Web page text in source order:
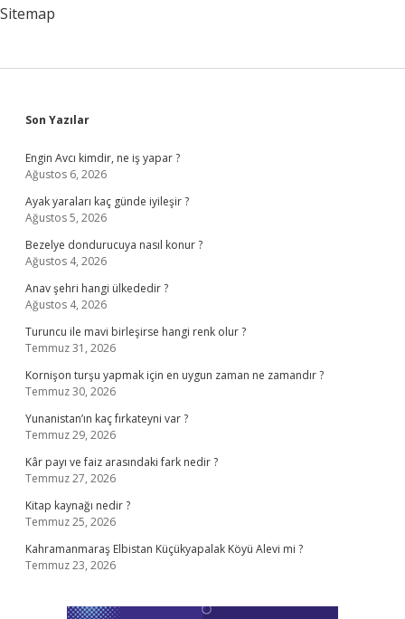
Sitemap
Sidebar
Son Yazılar
Engin Avcı kimdir, ne iş yapar ?
Ağustos 6, 2026
Ayak yaraları kaç günde iyileşir ?
Ağustos 5, 2026
Bezelye dondurucuya nasıl konur ?
Ağustos 4, 2026
Anav şehri hangi ülkededir ?
Ağustos 4, 2026
Turuncu ile mavi birleşirse hangi renk olur ?
Temmuz 31, 2026
Kornişon turşu yapmak için en uygun zaman ne zamandır ?
Temmuz 30, 2026
Yunanistan’ın kaç fırkateyni var ?
Temmuz 29, 2026
Kâr payı ve faiz arasındaki fark nedir ?
Temmuz 27, 2026
Kitap kaynağı nedir ?
Temmuz 25, 2026
Kahramanmaraş Elbistan Küçükyapalak Köyü Alevi mi ?
Temmuz 23, 2026